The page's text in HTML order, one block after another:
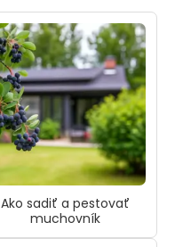
Ako sadiť a pestovať
muchovník